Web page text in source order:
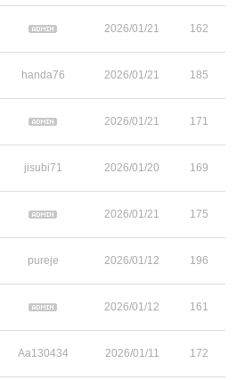
2026/01/21 162
handa76 2026/01/21 185
2026/01/21 171
jisubi71 2026/01/20 169
2026/01/21 175
pureje 2026/01/12 196
2026/01/12 161
Aa130434 2026/01/11 172